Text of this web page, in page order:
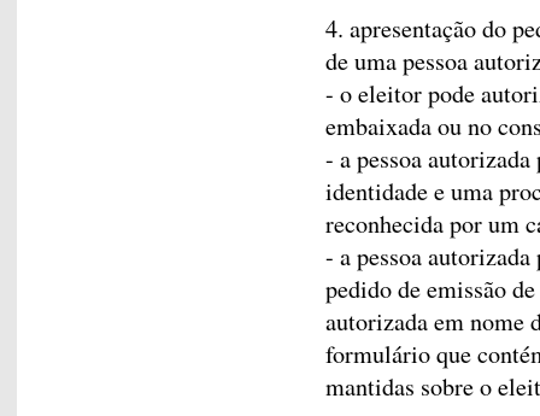
4. apresentação do
de uma pessoa
- o eleitor pode
embaixada ou no
- a pessoa
identidade e uma
reconhecida por um
- a pessoa
pedido de emissão
autorizada em nome
formulário que
mantidas sobre o